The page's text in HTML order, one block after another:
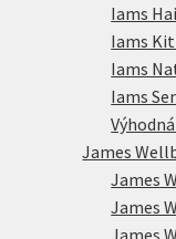
Iams
Iams
Iams
Iams
James
James
James
James